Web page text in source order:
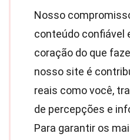
Nosso
conteúdo confiável
coração do que
nosso site é
reais como você,
de percepções e
Para garantir os